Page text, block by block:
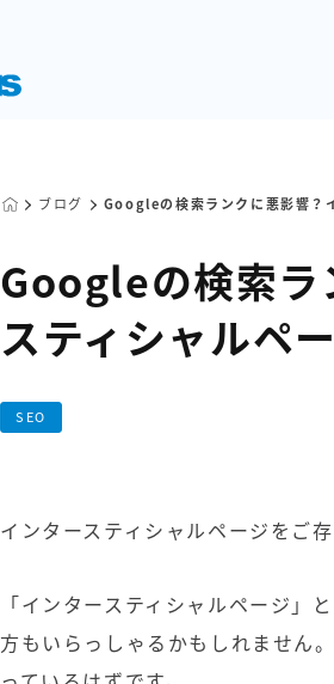
ブログ Googleの検索ランクに悪影響？
Googleの検索ラ
スティシャルペ
SEO
インタースティシャルページをご
「インタースティシャルページ」
方もいらっしゃるかもしれません